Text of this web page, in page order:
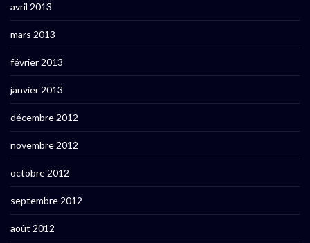
avril 2013
mars 2013
février 2013
janvier 2013
décembre 2012
novembre 2012
octobre 2012
septembre 2012
août 2012